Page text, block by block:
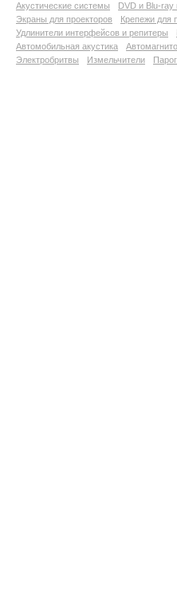
Акустические системы
DVD и Blu-ray
Экраны для проекторов
Крепежи для
Удлинители интерфейсов и репитеры
Автомобильная акустика
Электробритвы
Измельчители